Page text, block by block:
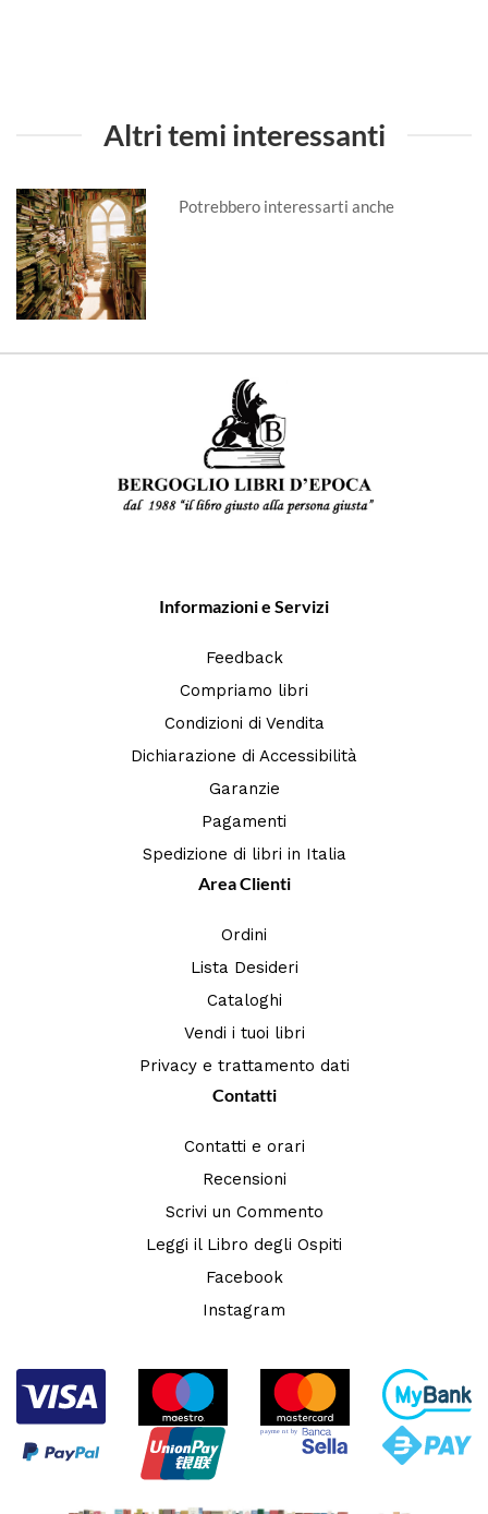
Altri temi interessanti
Potrebbero interessarti anche
Informazioni e Servizi
Feedback
Compriamo libri
Condizioni di Vendita
Dichiarazione di Accessibilità
Garanzie
Pagamenti
Spedizione di libri in Italia
Area Clienti
Ordini
Lista Desideri
Cataloghi
Vendi i tuoi libri
Privacy e trattamento dati
Contatti
Contatti e orari
Recensioni
Scrivi un Commento
Leggi il Libro degli Ospiti
Facebook
Instagram